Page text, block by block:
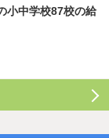
小中学校87校の給